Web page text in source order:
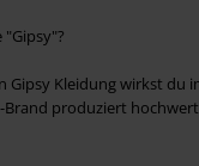
Gipsy Kleidung wirkst du
Brand produziert